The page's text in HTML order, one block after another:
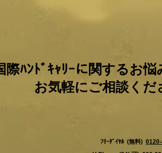
際ﾊﾝﾄﾞｷｬﾘｰに関するお悩
お気軽にご相談くだ
ﾌﾘｰﾀﾞｲﾔﾙ (無料)